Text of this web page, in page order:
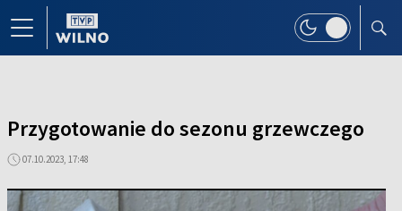
Przygotowanie do sezonu grzewczego
07.10.2023, 17:48